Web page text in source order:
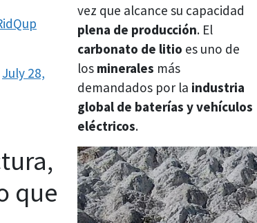
July 28,
que
vez que alcance su capacidad
plena de producción. El
carbonato de litio es uno de
los minerales más
demandados por la industria
global de baterías y vehículos
eléctricos.